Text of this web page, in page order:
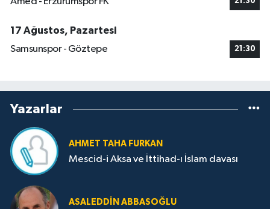
17 Ağustos, Pazartesi
Samsunspor - Göztepe
21:30
Yazarlar
AHMET TAHA FURKAN
Mescid-i Aksa ve İttihad-ı İslam davası
ASALEDDIN ABBASOĞLU